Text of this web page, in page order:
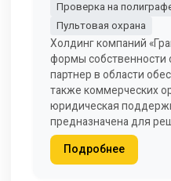
Проверка на
Пультовая охрана
Холдинг компаний
формы собственности
партнер в области
также коммерческих
юридическая
предназначена для
Подробнее